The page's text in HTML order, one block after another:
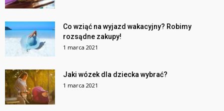
Co wziąć na wyjazd wakacyjny? Robimy
rozsądne zakupy!
1 marca 2021
Jaki wózek dla dziecka wybrać?
1 marca 2021